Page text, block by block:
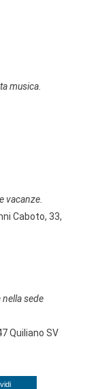
musica.
vacanze.
Caboto, 33,
sede
Quiliano SV